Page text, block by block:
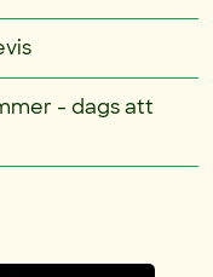
- dags att